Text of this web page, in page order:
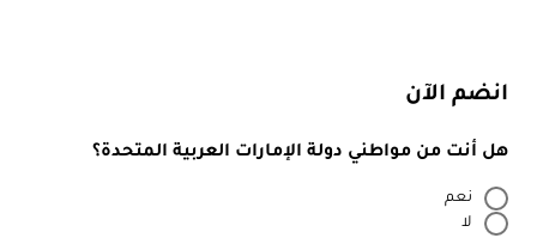
انضم الآن
هل أنت من مواطني دولة الإمارات العربية المتحدة؟
نعم
لا